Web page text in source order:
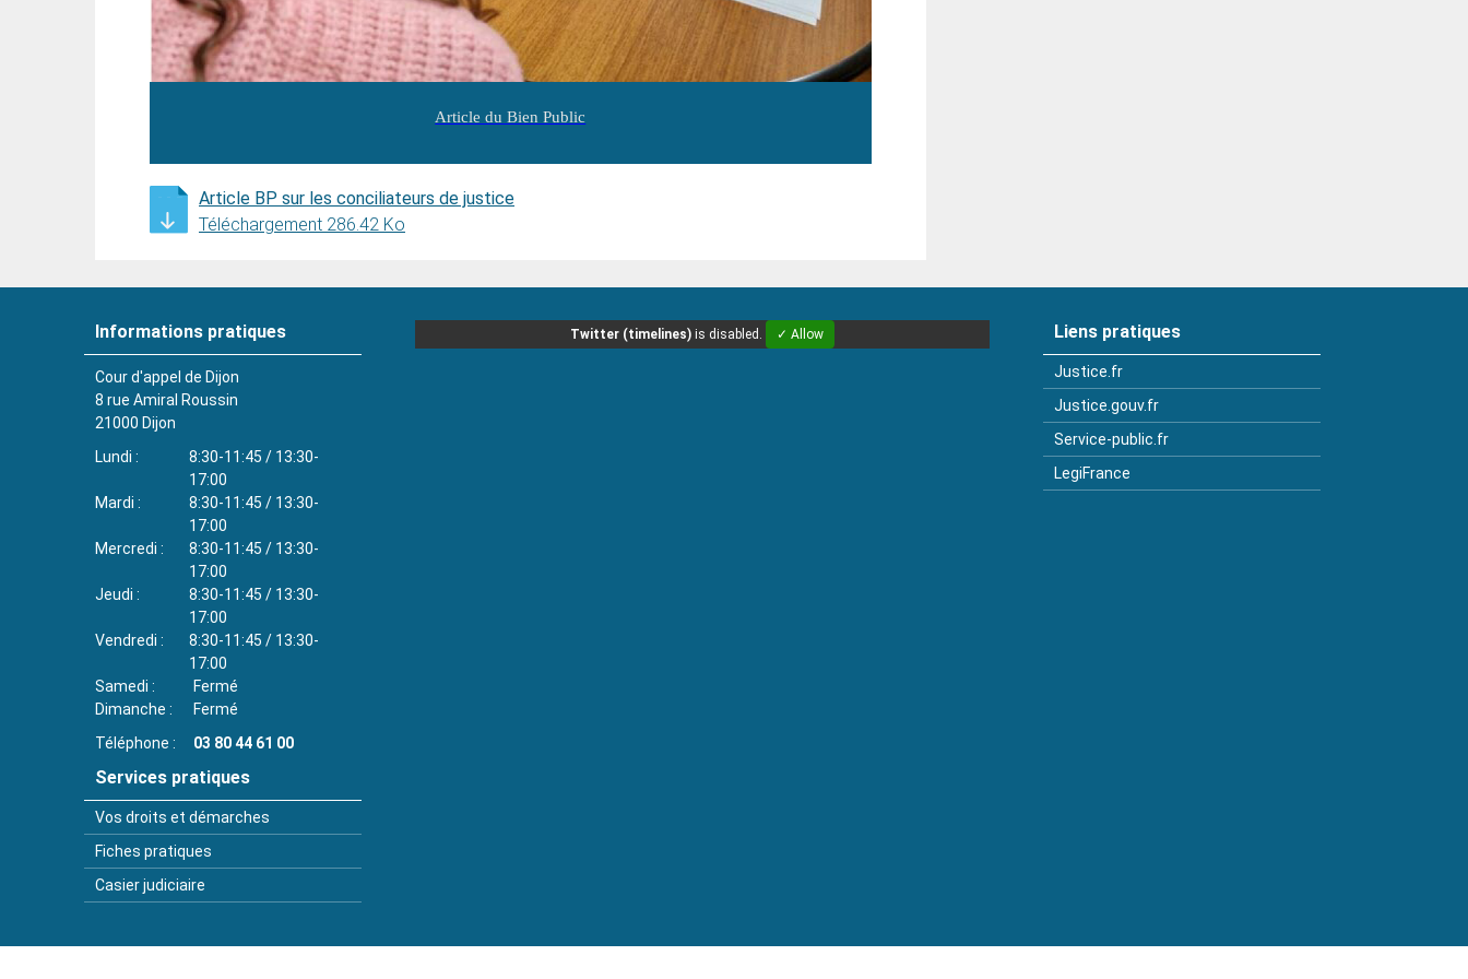
Article du Bien Public
Article BP sur les conciliateurs de justice
Téléchargement 286.42 Ko
Informations pratiques
Cour d'appel de Dijon
8 rue Amiral Roussin
21000 Dijon
Lundi
8:30-11:45 / 13:30-
17:00
Mardi
8:30-11:45 / 13:30-
17:00
Mercredi
8:30-11:45 / 13:30-
17:00
Jeudi
8:30-11:45 / 13:30-
17:00
Vendredi
8:30-11:45 / 13:30-
17:00
Samedi
Fermé
Dimanche
Fermé
Téléphone
03 80 44 61 00
Services pratiques
Vos droits et démarches
Fiches pratiques
Casier judiciaire
Twitter (timelines)is disabled. ✓ Allow Liens pratiques
Justice.fr
Justice.gouv.fr
Service-public.fr
LegiFrance